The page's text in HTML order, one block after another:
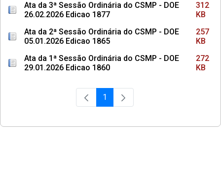
Ata da 3ª Sessão Ordinária do CSMP - DOE
26.02.2026 Edicao 1877
312
KB
Ata da 2ª Sessão Ordinária do CSMP - DOE
05.01.2026 Edicao 1865
257
KB
Ata da 1ª Sessão Ordinária do CSMP - DOE
29.01.2026 Edicao 1860
272
KB
Página
1